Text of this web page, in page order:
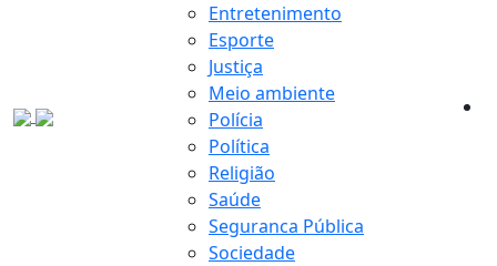
Entretenimento
Esporte
Justiça
Meio ambiente
Polícia
Política
Religião
Saúde
Seguranca Pública
Sociedade